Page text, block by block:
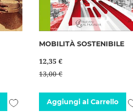
Aggiungi
MOBILITÀ SOSTENIBILE
12,35 €
13,00 €
Aggiungi al Carrello